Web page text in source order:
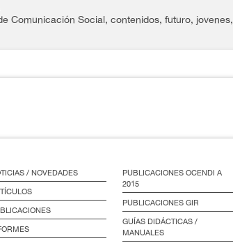
Comunicación Social, contenidos, futuro, jovenes,
/ NOVEDADES
PUBLICACIONES OCENDI A
2015
PUBLICACIONES GIR
GUÍAS DIDÁCTICAS /
MANUALES